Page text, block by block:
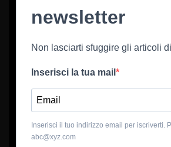
newsletter
Non lasciarti sfuggire gli articoli
Inserisci la tua mail
Inserisci il tuo indirizzo email per iscriverti.
abc@xyz.com